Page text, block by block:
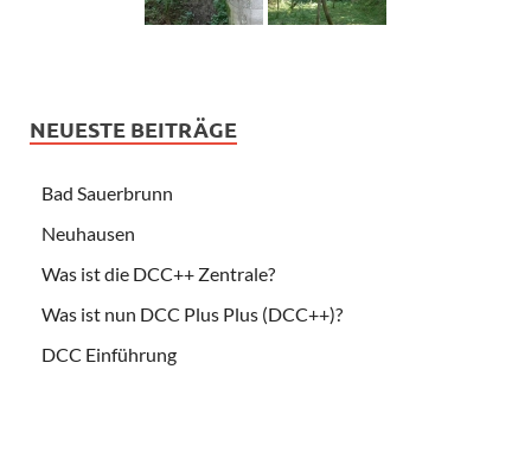
NEUESTE BEITRÄGE
Bad Sauerbrunn
Neuhausen
Was ist die DCC++ Zentrale?
Was ist nun DCC Plus Plus (DCC++)?
DCC Einführung